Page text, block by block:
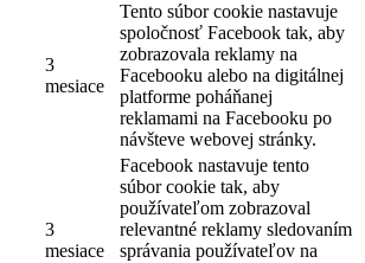
3
mesiace
Tento súbor cookie nastavuje
spoločnosť Facebook tak, aby
zobrazovala reklamy na
Facebooku alebo na digitálnej
platforme poháňanej
reklamami na Facebooku po
návšteve webovej stránky.
3
mesiace
Facebook nastavuje tento
súbor cookie tak, aby
používateľom zobrazoval
relevantné reklamy sledovaním
správania používateľov na